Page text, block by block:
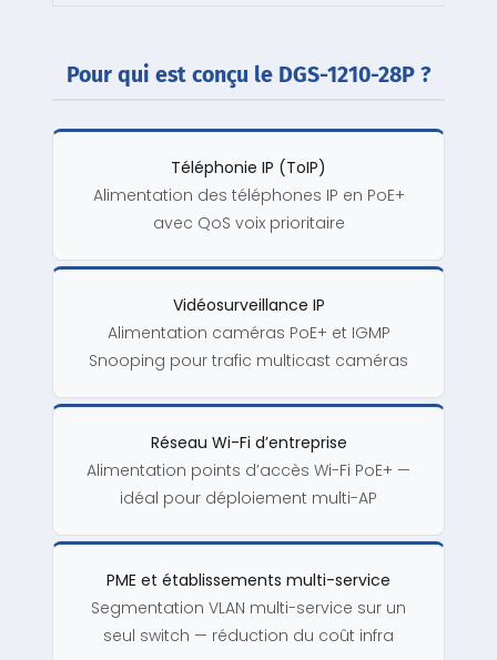
Pour qui est conçu le DGS-1210-28P ?
Téléphonie IP (ToIP)
Alimentation des téléphones IP en PoE+
avec QoS voix prioritaire
Vidéosurveillance IP
Alimentation caméras PoE+ et IGMP
Snooping pour trafic multicast caméras
Réseau Wi-Fi d’entreprise
Alimentation points d’accès Wi-Fi PoE+ —
idéal pour déploiement multi-AP
PME et établissements multi-service
Segmentation VLAN multi-service sur un
seul switch — réduction du coût infra